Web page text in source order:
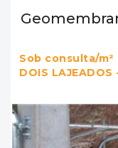
Sob consulta/m²
DOIS LAJEADOS